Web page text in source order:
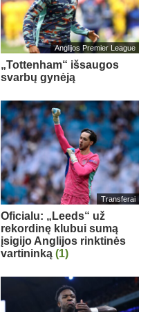
Anglijos Premier League
„Tottenham“ išsaugos
svarbų gynėją
Transferai
Oficialu: „Leeds“ už
rekordinę klubui sumą
įsigijo Anglijos rinktinės
vartininką (1)